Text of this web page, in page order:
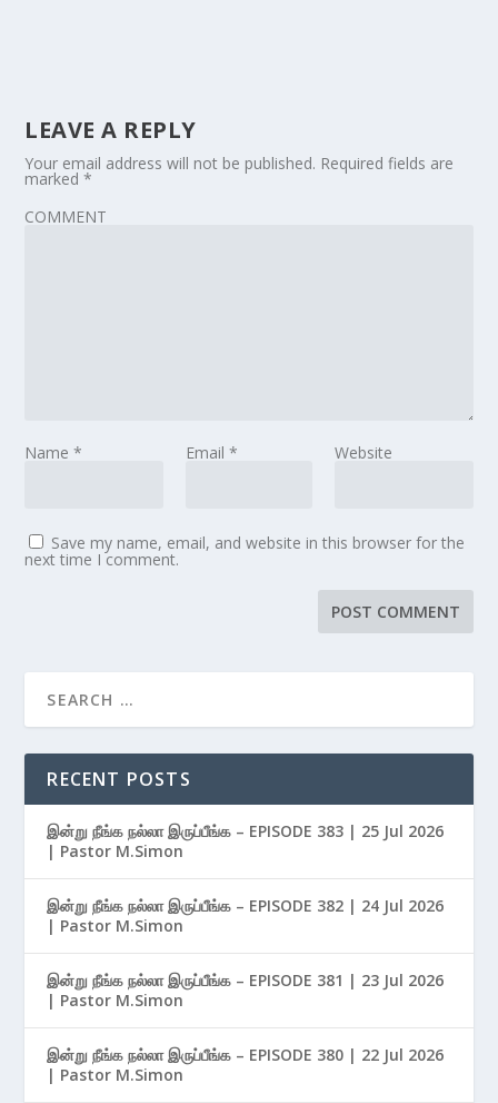
LEAVE A REPLY
Your email address will not be published. Required fields are
marked*
COMMENT
Name* Email * Website
Save my name, email, and website in this browser for the
next time I comment.
RECENT POSTS
இன்று நீங்க நல்லா இருப்பீங்க – EPISODE 383 | 25 Jul 2026
| Pastor M.Simon
இன்று நீங்க நல்லா இருப்பீங்க – EPISODE 382 | 24 Jul 2026
| Pastor M.Simon
இன்று நீங்க நல்லா இருப்பீங்க – EPISODE 381 | 23 Jul 2026
| Pastor M.Simon
இன்று நீங்க நல்லா இருப்பீங்க – EPISODE 380 | 22 Jul 2026
| Pastor M.Simon